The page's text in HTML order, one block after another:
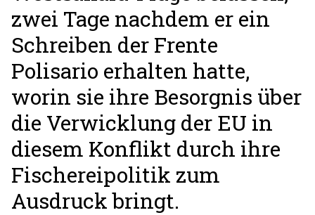
zwei Tage nachdem er ein
Schreiben der Frente
Polisario erhalten hatte,
worin sie ihre Besorgnis über
die Verwicklung der EU in
diesem Konflikt durch ihre
Fischereipolitik zum
Ausdruck bringt.